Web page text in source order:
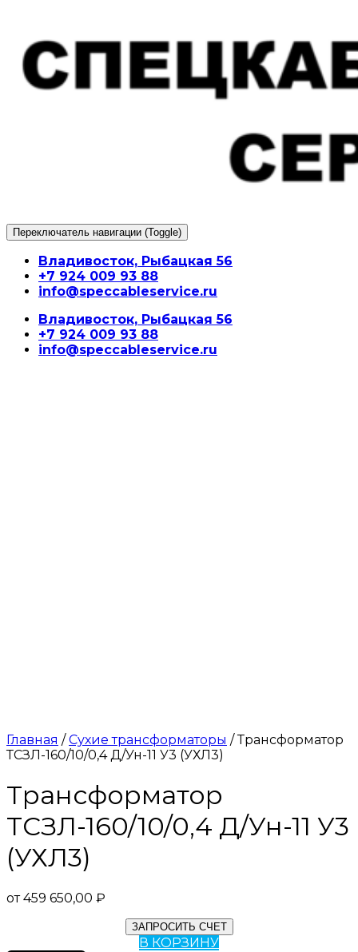
содержимому
Переключатель навигации (Toggle)
Владивосток, Рыбацкая 56
+7 924 009 93 88
info@speccableservice.ru
Владивосток, Рыбацкая 56
+7 924 009 93 88
info@speccableservice.ru
Главная /Сухие трансформаторы / Трансформатор
ТСЗЛ-160/10/0,4 Д/Ун-11 У3 (УХЛ3)
Трансформатор
ТСЗЛ-160/10/0,4 Д/Ун-11 У3
(УХЛ3)
от459 650,00 ₽
ЗАПРОСИТЬ СЧЕТ
В КОРЗИНУ